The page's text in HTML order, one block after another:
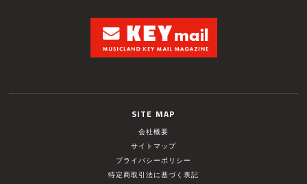
SITE MAP
会社概要
サイトマップ
プライバシーポリシー
特定商取引法に基づく表記